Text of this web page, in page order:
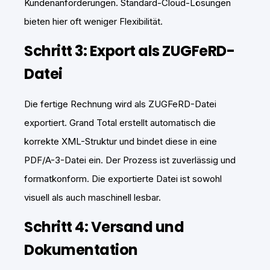
Kundenanforderungen. Standard-Cloud-Lösungen
bieten hier oft weniger Flexibilität.
Schritt 3: Export als ZUGFeRD-
Datei
Die fertige Rechnung wird als ZUGFeRD-Datei
exportiert. Grand Total erstellt automatisch die
korrekte XML-Struktur und bindet diese in eine
PDF/A-3-Datei ein. Der Prozess ist zuverlässig und
formatkonform. Die exportierte Datei ist sowohl
visuell als auch maschinell lesbar.
Schritt 4: Versand und
Dokumentation